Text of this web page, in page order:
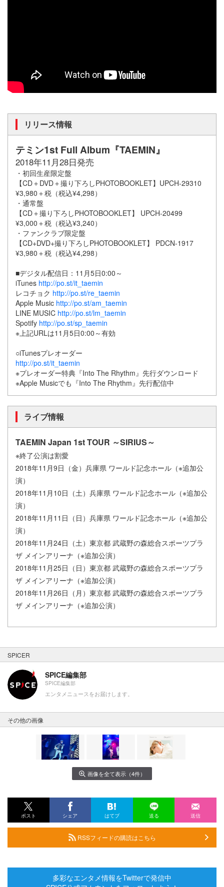
リリース情報
テミン1st Full Album『TAEMIN』
2018年11月28日発売
・初回生産限定盤
【CD＋DVD＋撮り下ろしPHOTOBOOKLET】UPCH-29310
¥3,980＋税（税込¥4,298）
・通常盤
【CD＋撮り下ろしPHOTOBOOKLET】 UPCH-20499
¥3,000＋税（税込¥3,240）
・ファンクラブ限定盤
【CD+DVD+撮り下ろしPHOTOBOOKLET】 PDCN-1917
¥3,980＋税（税込¥4,298）
■デジタル配信日：11月5日0:00～
iTunes http://po.st/it_taemin
レコチョク http://po.st/re_taemin
Apple Music http://po.st/am_taemin
LINE MUSIC http://po.st/lm_taemin
Spotify http://po.st/sp_taemin
※上記URLは11月5日0:00～有効
○iTunesプレオーダー
http://po.st/it_taemin
※プレオーダー特典『Into The Rhythm』先行ダウンロード
※Apple Musicでも『Into The Rhythm』先行配信中
ライブ情報
TAEMIN Japan 1st TOUR ～SIRIUS～
※終了公演は割愛
2018年11月9日（金）兵庫県 ワールド記念ホール（※追加公
演）
2018年11月10日（土）兵庫県 ワールド記念ホール（※追加公
演）
2018年11月11日（日）兵庫県 ワールド記念ホール（※追加公
演）
2018年11月24日（土）東京都 武蔵野の森総合スポーツプラ
ザ メインアリーナ（※追加公演）
2018年11月25日（日）東京都 武蔵野の森総合スポーツプラ
ザ メインアリーナ（※追加公演）
2018年11月26日（月）東京都 武蔵野の森総合スポーツプラ
ザ メインアリーナ（※追加公演）
SPICER
SPICE編集部
SPICE編集部
エンタメニュースをお届けします。
その他の画像
画像を全て表示（4件）
ポスト シェア はてブ 送る 送信
RSSフィードの購読はこちら
多彩なエンタメ情報をTwitterで発信中